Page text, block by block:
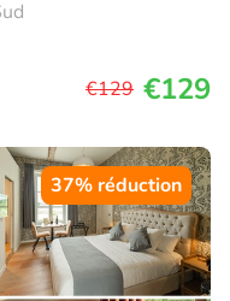
€129 €129
37% réduction